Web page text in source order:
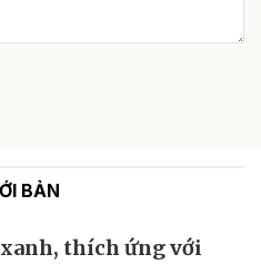
BẢN
thích ứng với